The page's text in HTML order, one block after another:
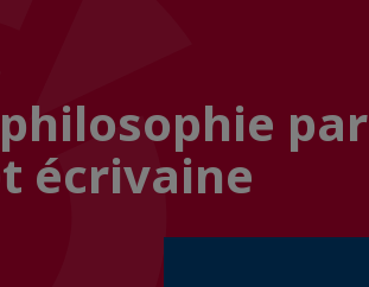
par
écrivaine